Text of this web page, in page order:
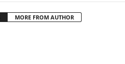
MORE FROM AUTHOR